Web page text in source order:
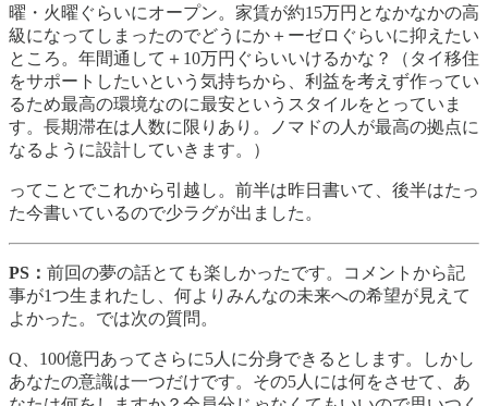
曜・火曜ぐらいにオープン。家賃が約15万円となかなかの高
級になってしまったのでどうにか＋ーゼロぐらいに抑えたい
ところ。年間通して＋10万円ぐらいいけるかな？（タイ移住
をサポートしたいという気持ちから、利益を考えず作ってい
るため最高の環境なのに最安というスタイルをとっていま
す。長期滞在は人数に限りあり。ノマドの人が最高の拠点に
なるように設計していきます。）
ってことでこれから引越し。前半は昨日書いて、後半はたっ
た今書いているので少ラグが出ました。
PS： 前回の夢の話とても楽しかったです。コメントから記
事が1つ生まれたし、何よりみんなの未来への希望が見えて
よかった。では次の質問。
Q、100億円あってさらに5人に分身できるとします。しかし
あなたの意識は一つだけです。その5人には何をさせて、あ